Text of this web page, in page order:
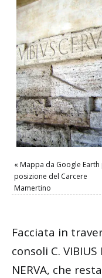
« Mappa da Google Earth
posizione del Carcere
Mamertino
Facciata in
consoli C. VIBIUS
NERVA, che